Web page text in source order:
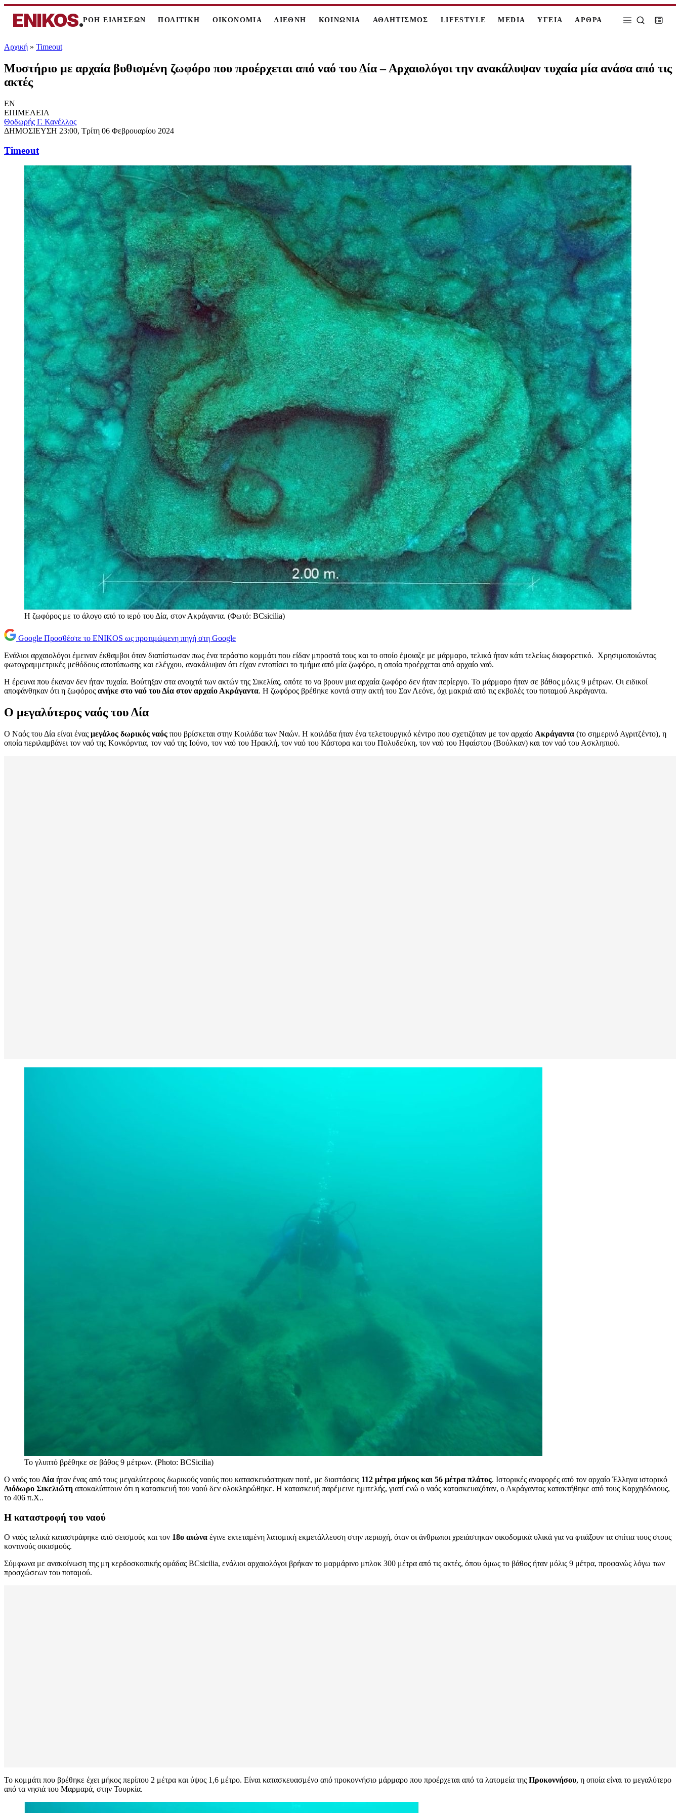
ENIKOS.ΡΟΗ ΕΙΔΗΣΕΩΝ ΠΟΛΙΤΙΚΗ ΟΙΚΟΝΟΜΙΑ ΔΙΕΘΝΗ ΚΟΙΝΩΝΙΑ ΑΘΛΗΤΙΣΜΟΣ LIFESTYLE MEDIA ΥΓΕΙΑ ΑΡΘΡΑ
Αρχική » Timeout
Μυστήριο με αρχαία βυθισμένη ζωφόρο που προέρχεται από ναό του Δία – Αρχαιολόγοι την ανακάλυψαν τυχαία μία ανάσα από τις
ακτές
EN
ΕΠΙΜΕΛΕΙΑ
Θοδωρής Γ. Κανέλλος
ΔΗΜΟΣΙΕΥΣΗ 23:00, Τρίτη 06 Φεβρουαρίου 2024
Timeout
Η ζωφόρος με το άλογο από το ιερό του Δία, στον Ακράγαντα. (Φωτό: BCsicilia)
Google Προσθέστε το ENIKOS ως προτιμώμενη πηγή στη Google
Ενάλιοι αρχαιολόγοι έμειναν έκθαμβοι όταν διαπίστωσαν πως ένα τεράστιο κομμάτι που είδαν μπροστά τους και το οποίο έμοιαζε με μάρμαρο, τελικά ήταν κάτι τελείως διαφορετικό. Χρησιμοποιώντας
φωτογραμμετρικές μεθόδους αποτύπωσης και ελέγχου, ανακάλυψαν ότι είχαν εντοπίσει το τμήμα από μία ζωφόρο, η οποία προέρχεται από αρχαίο ναό.
Η έρευνα που έκαναν δεν ήταν τυχαία. Βούτηξαν στα ανοιχτά των ακτών της Σικελίας, οπότε το να βρουν μια αρχαία ζωφόρο δεν ήταν περίεργο. Το μάρμαρο ήταν σε βάθος μόλις 9 μέτρων. Οι ειδικοί
αποφάνθηκαν ότι η ζωφόρος ανήκε στο ναό του Δία στον αρχαίο Ακράγαντα. Η ζωφόρος βρέθηκε κοντά στην ακτή του Σαν Λεόνε, όχι μακριά από τις εκβολές του ποταμού Ακράγαντα.
Ο μεγαλύτερος ναός του Δία
Ο Ναός του Δία είναι ένας μεγάλος δωρικός ναός που βρίσκεται στην Κοιλάδα των Ναών. Η κοιλάδα ήταν ένα τελετουργικό κέντρο που σχετιζόταν με τον αρχαίο Ακράγαντα (το σημερινό Αγριτζέντο), η
οποία περιλαμβάνει τον ναό της Κονκόρντια, τον ναό της Ιούνο, τον ναό του Ηρακλή, τον ναό του Κάστορα και του Πολυδεύκη, τον ναό του Ηφαίστου (Βούλκαν) και τον ναό του Ασκληπιού.
Το γλυπτό βρέθηκε σε βάθος 9 μέτρων. (Photo: BCSicilia)
Ο ναός του Δία ήταν ένας από τους μεγαλύτερους δωρικούς ναούς που κατασκευάστηκαν ποτέ, με διαστάσεις 112 μέτρα μήκος και 56 μέτρα πλάτος. Ιστορικές αναφορές από τον αρχαίο Έλληνα ιστορικό
Διόδωρο Σικελιώτη αποκαλύπτουν ότι η κατασκευή του ναού δεν ολοκληρώθηκε. Η κατασκευή παρέμεινε ημιτελής, γιατί ενώ ο ναός κατασκευαζόταν, ο Ακράγαντας κατακτήθηκε από τους Καρχηδόνιους,
το 406 π.Χ..
Η καταστροφή του ναού
Ο ναός τελικά καταστράφηκε από σεισμούς και τον 18ο αιώνα έγινε εκτεταμένη λατομική εκμετάλλευση στην περιοχή, όταν οι άνθρωποι χρειάστηκαν οικοδομικά υλικά για να φτιάξουν τα σπίτια τους στους
κοντινούς οικισμούς.
Σύμφωνα με ανακοίνωση της μη κερδοσκοπικής ομάδας BCsicilia, ενάλιοι αρχαιολόγοι βρήκαν το μαρμάρινο μπλοκ 300 μέτρα από τις ακτές, όπου όμως το βάθος ήταν μόλις 9 μέτρα, προφανώς λόγω των
προσχώσεων του ποταμού.
Το κομμάτι που βρέθηκε έχει μήκος περίπου 2 μέτρα και ύψος 1,6 μέτρο. Είναι κατασκευασμένο από προκοννήσιο μάρμαρο που προέρχεται από τα λατομεία της Προκοννήσου, η οποία είναι το μεγαλύτερο
από τα νησιά του Μαρμαρά, στην Τουρκία.